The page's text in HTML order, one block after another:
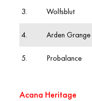
3.
Wolfsblut
4.
Arden Grange
5.
Probalance
Acana Heritage